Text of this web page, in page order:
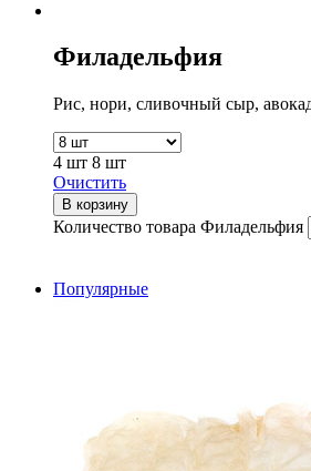
Филадельфия
Рис, нори, сливочный сыр,
4 шт 8 шт
Очистить
В корзину
Количество товара Филадельфия
Популярные